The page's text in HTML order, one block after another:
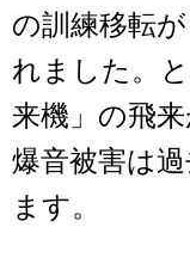
の訓練移転
れました。
来機」の飛
爆音被害は
ます。